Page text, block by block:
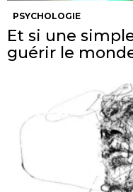
PSYCHOLOGIE
Et si une
guérir le